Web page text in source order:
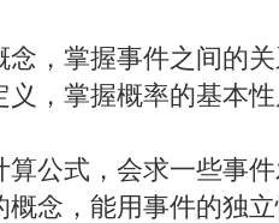
念，掌握事件之间的
义，掌握概率的基本
算公式，会求一些事
念，能用事件的独